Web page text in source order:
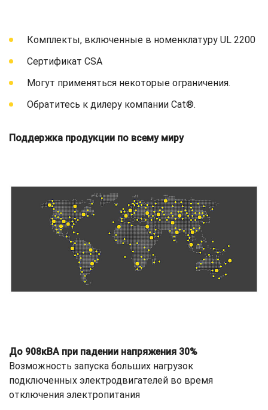
Комплекты, включенные в номенклатуру UL 2200
Сертификат CSA
Могут применяться некоторые ограничения.
Обратитесь к дилеру компании Cat®.
Поддержка продукции по всему миру
До 908кВА при падении напряжения 30%
Возможность запуска больших нагрузок
подключенных электродвигателей во время
отключения электропитания